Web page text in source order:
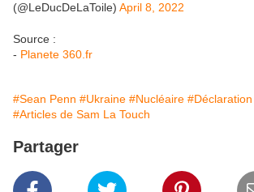
(@LeDucDeLaToile) April 8, 2022
Source :
- Planete 360.fr
#Sean Penn #Ukraine #Nucléaire #Déclaration
#Articles de Sam La Touch
Partager